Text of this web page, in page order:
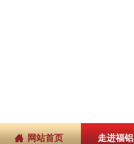
网站首页 走进福铝